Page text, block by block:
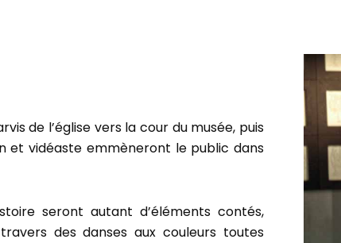
de l’église vers la cour du musée, puis
et vidéaste emmèneront le public dans
seront autant d’éléments contés,
des danses aux couleurs toutes